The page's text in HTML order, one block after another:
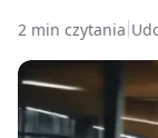
2 min czytania